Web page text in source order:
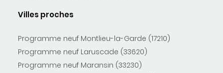
Villes proches
Programme neuf Montlieu-la-Garde (17210)
Programme neuf Laruscade (33620)
Programme neuf Maransin (33230)